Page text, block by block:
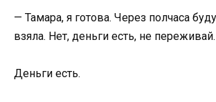
— Тамара, я готова. Через полчаса
взяла. Нет, деньги есть, не
Деньги есть.